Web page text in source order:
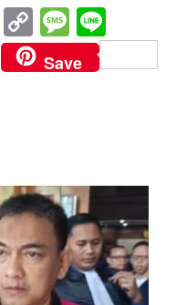
E
m
ai
C
o
p
k
M
e
ss
n
e
Save